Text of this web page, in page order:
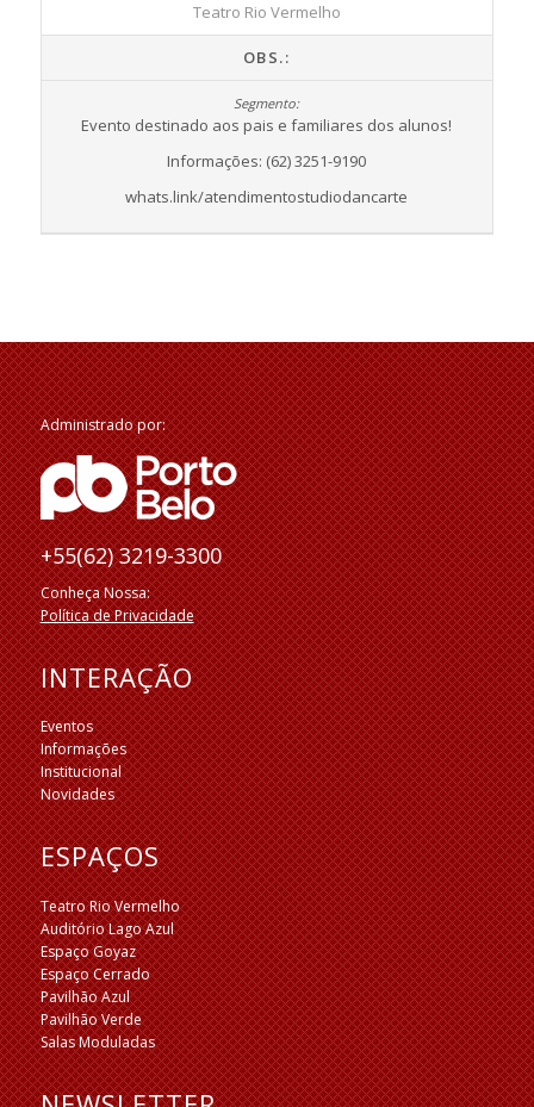
Teatro Rio Vermelho
OBS.:
Evento destinado aos pais e familiares dos alunos!
Informações: (62) 3251-9190
whats.link/atendimentostudiodancarte
Administrado por:
+55(62) 3219-3300
Conheça Nossa:
Política de Privacidade
INTERAÇÃO
Eventos
Informações
Institucional
Novidades
ESPAÇOS
Teatro Rio Vermelho
Auditório Lago Azul
Espaço Goyaz
Espaço Cerrado
Pavilhão Azul
Pavilhão Verde
Salas Moduladas